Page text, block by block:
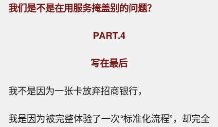
我们是不是在用服务掩盖别的问题？
PART.4
写在最后
我不是因为一张卡放弃招商银行，
我是因为被完整体验了一次“标准化流程”，却完全